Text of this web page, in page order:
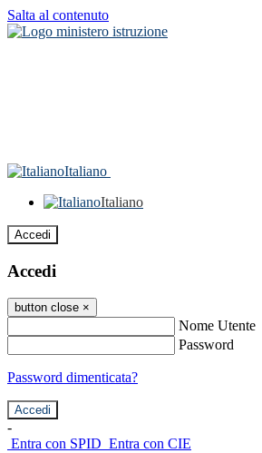
Salta al contenuto
Italiano
Italiano
Accedi
Accedi
button close ×
Nome Utente
Password
Password dimenticata?
-
Entra con SPID Entra con CIE